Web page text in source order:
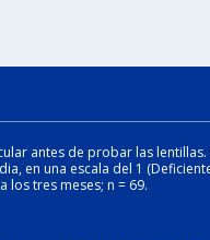
antes de probar las
en una escala del 1
los tres meses; n = 69.